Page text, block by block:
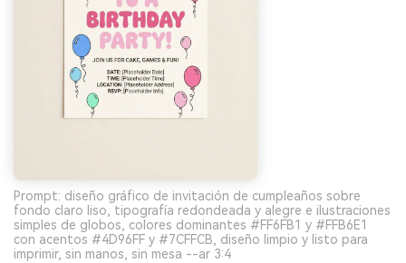
Prompt: diseño gráfico de invitación de cumpleaños sobre
fondo claro liso, tipografía redondeada y alegre e ilustraciones
simples de globos, colores dominantes #FF6FB1 y #FFB6E1
con acentos #4D96FF y #7CFFCB, diseño limpio y listo para
imprimir, sin manos, sin mesa --ar 3:4